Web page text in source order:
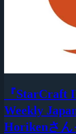
『StarCraft
Weekly
Horikenさ